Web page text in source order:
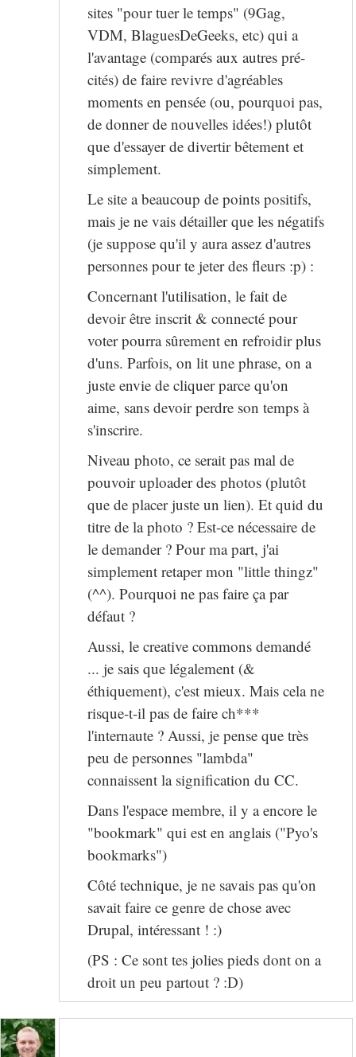
sites "pour tuer le temps" (9Gag,
VDM, BlaguesDeGeeks, etc) qui a
l'avantage (comparés aux autres pré-
cités) de faire revivre d'agréables
moments en pensée (ou, pourquoi pas,
de donner de nouvelles idées!) plutôt
que d'essayer de divertir bêtement et
simplement.
Le site a beaucoup de points positifs,
mais je ne vais détailler que les négatifs
(je suppose qu'il y aura assez d'autres
personnes pour te jeter des fleurs :p) :
Concernant l'utilisation, le fait de
devoir être inscrit & connecté pour
voter pourra sûrement en refroidir plus
d'uns. Parfois, on lit une phrase, on a
juste envie de cliquer parce qu'on
aime, sans devoir perdre son temps à
s'inscrire.
Niveau photo, ce serait pas mal de
pouvoir uploader des photos (plutôt
que de placer juste un lien). Et quid du
titre de la photo ? Est-ce nécessaire de
le demander ? Pour ma part, j'ai
simplement retaper mon "little thingz"
(^^). Pourquoi ne pas faire ça par
défaut ?
Aussi, le creative commons demandé
... je sais que légalement (&
éthiquement), c'est mieux. Mais cela ne
risque-t-il pas de faire ch***
l'internaute ? Aussi, je pense que très
peu de personnes "lambda"
connaissent la signification du CC.
Dans l'espace membre, il y a encore le
"bookmark" qui est en anglais ("Pyo's
bookmarks")
Côté technique, je ne savais pas qu'on
savait faire ce genre de chose avec
Drupal, intéressant ! :)
(PS : Ce sont tes jolies pieds dont on a
droit un peu partout ? :D)